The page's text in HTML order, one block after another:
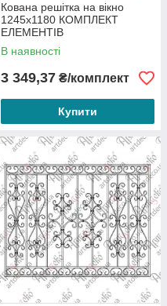
Кована решітка на вікно
1245х1180 КОМПЛЕКТ
ЕЛЕМЕНТІВ
В наявності
3 349,37 ₴/комплект
Купити